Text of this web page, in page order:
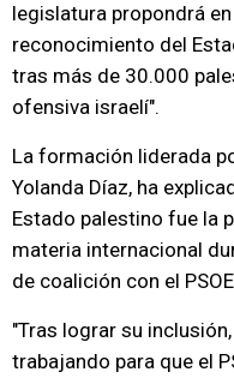
legislatura propondrá
reconocimiento del
tras más de 30.000
ofensiva israelí".
La formación liderada
Yolanda Díaz, ha
Estado palestino fue la
materia internacional
de coalición con el
"Tras lograr su
trabajando para que el